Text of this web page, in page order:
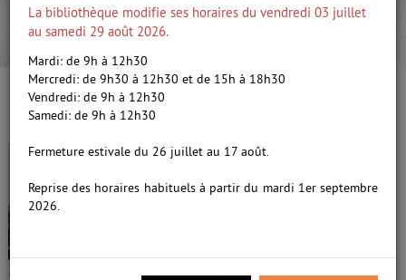
recherche avancée
4/5
Houris, roman /Daoud, Kamel
(1970-....). Auteur
Edité parGallimard;Impr. CPI Firmin-Didot-
La bibliothèque modifie ses horaires du vendredi 03 juillet
au samedi 29 août 2026.
Mardi: de 9h à 12h30
Mercredi: de 9h30 à 12h30 et de 15h à 18h30
Vendredi: de 9h à 12h30
Samedi: de 9h à 12h30
Fermeture estivale du 26 juillet au 17 août.
Reprise des horaires habituels à partir du mardi 1er septembre
2026.